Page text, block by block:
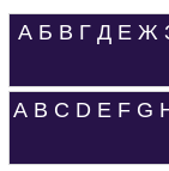
А Б В Г Д Е Ж
A B C D E F G